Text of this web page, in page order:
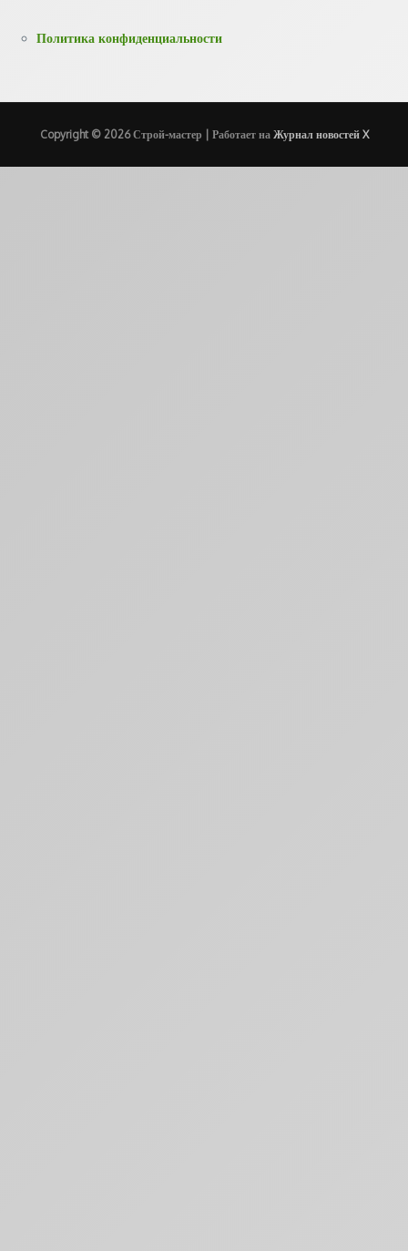
Политика конфиденциальности
Copyright © 2026 Строй-мастер | Работает на Журнал новостей X